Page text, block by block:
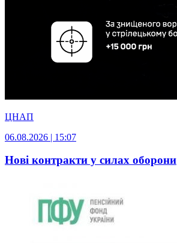
ЦНАП
06.08.2026 | 15:07
Нові контракти у силах оборони